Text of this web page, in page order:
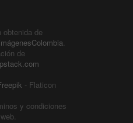
obtenida de
.
de
- Flaticon
y condiciones